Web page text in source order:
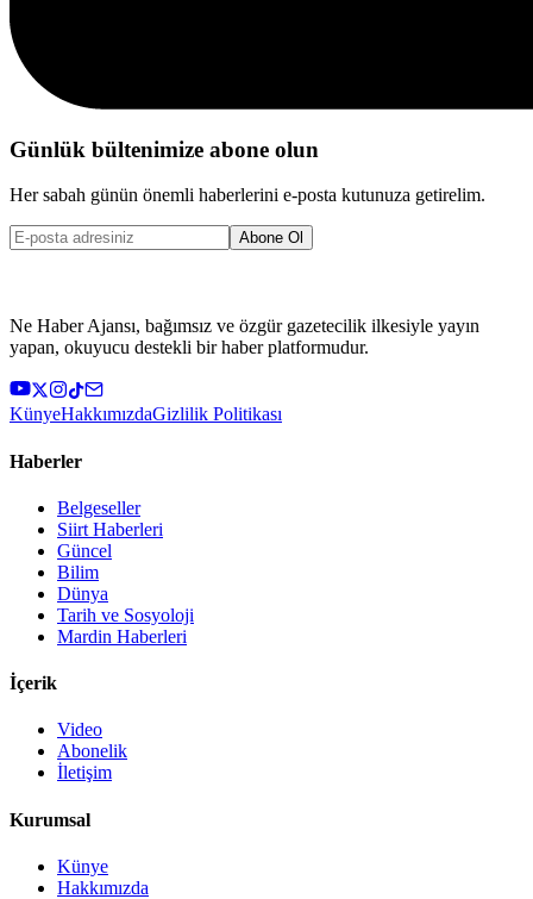
Günlük bültenimize abone olun
Her sabah günün önemli haberlerini e-posta kutunuza getirelim.
Abone Ol
Ne Haber Ajansı, bağımsız ve özgür gazetecilik ilkesiyle yayın
yapan, okuyucu destekli bir haber platformudur.
KünyeHakkımızdaGizlilik Politikası
Haberler
Belgeseller
Siirt Haberleri
Güncel
Bilim
Dünya
Tarih ve Sosyoloji
Mardin Haberleri
İçerik
Video
Abonelik
İletişim
Kurumsal
Künye
Hakkımızda